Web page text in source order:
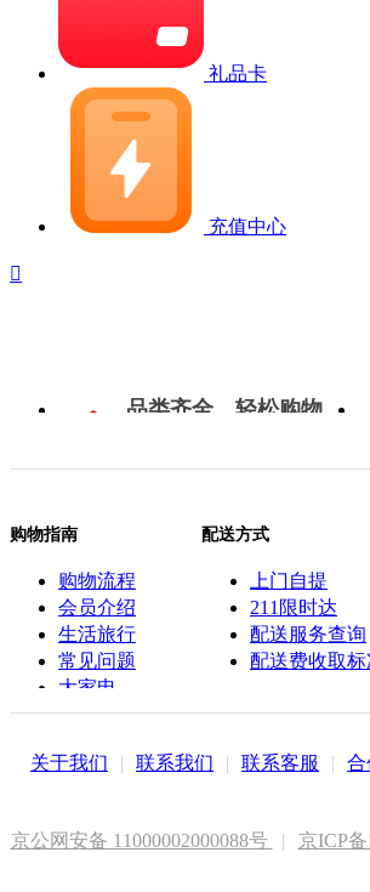
礼品卡
充值中心

品类齐全，轻松购物
购物指南
购物流程
会员介绍
生活旅行
常见问题
大家电
联系客服
配送方式
上门自提
211限时达
配送服务查询
配送费收取标
关于我们 | 联系我们 | 联系客服 | 合
京公网安备 11000002000088号 | 京ICP备